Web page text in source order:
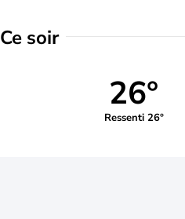
Ce soir
26°
Ressenti 26°